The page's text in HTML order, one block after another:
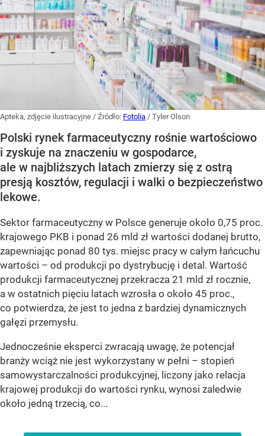
Apteka, zdjęcie ilustracyjne / Źródło: Fotolia / Tyler Olson
Polski rynek farmaceutyczny rośnie wartościowo
i zyskuje na znaczeniu w gospodarce,
ale w najbliższych latach zmierzy się z ostrą
presją kosztów, regulacji i walki o bezpieczeństwo
lekowe.
Sektor farmaceutyczny w Polsce generuje około 0,75 proc.
krajowego PKB i ponad 26 mld zł wartości dodanej brutto,
zapewniając ponad 80 tys. miejsc pracy w całym łańcuchu
wartości – od produkcji po dystrybucję i detal. Wartość
produkcji farmaceutycznej przekracza 21 mld zł rocznie,
a w ostatnich pięciu latach wzrosła o około 45 proc.,
co potwierdza, że jest to jedna z bardziej dynamicznych
gałęzi przemysłu.
Jednocześnie eksperci zwracają uwagę, że potencjał
branży wciąż nie jest wykorzystany w pełni – stopień
samowystarczalności produkcyjnej, liczony jako relacja
krajowej produkcji do wartości rynku, wynosi zaledwie
około jedną trzecią, co...